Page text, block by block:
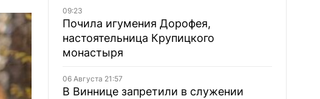
09:23
Почила игумения Дорофея,
настоятельница Крупицкого
монастыря
06 Августа 21:57
В Виннице запретили в служении